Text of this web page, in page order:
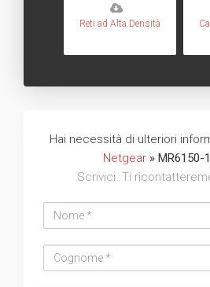
Reti ad Alta Densità
Hai necessità di ulteriori
Netgear» MR6150-
Scrivici. Ti